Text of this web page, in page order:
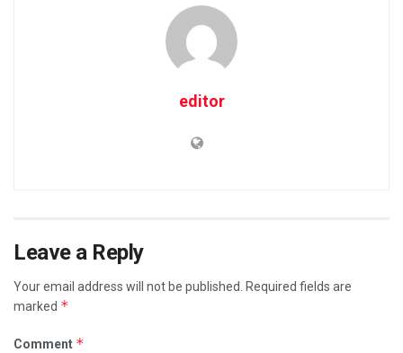
editor
Leave a Reply
Your email address will not be published.
Required fields are
marked *
Comment *